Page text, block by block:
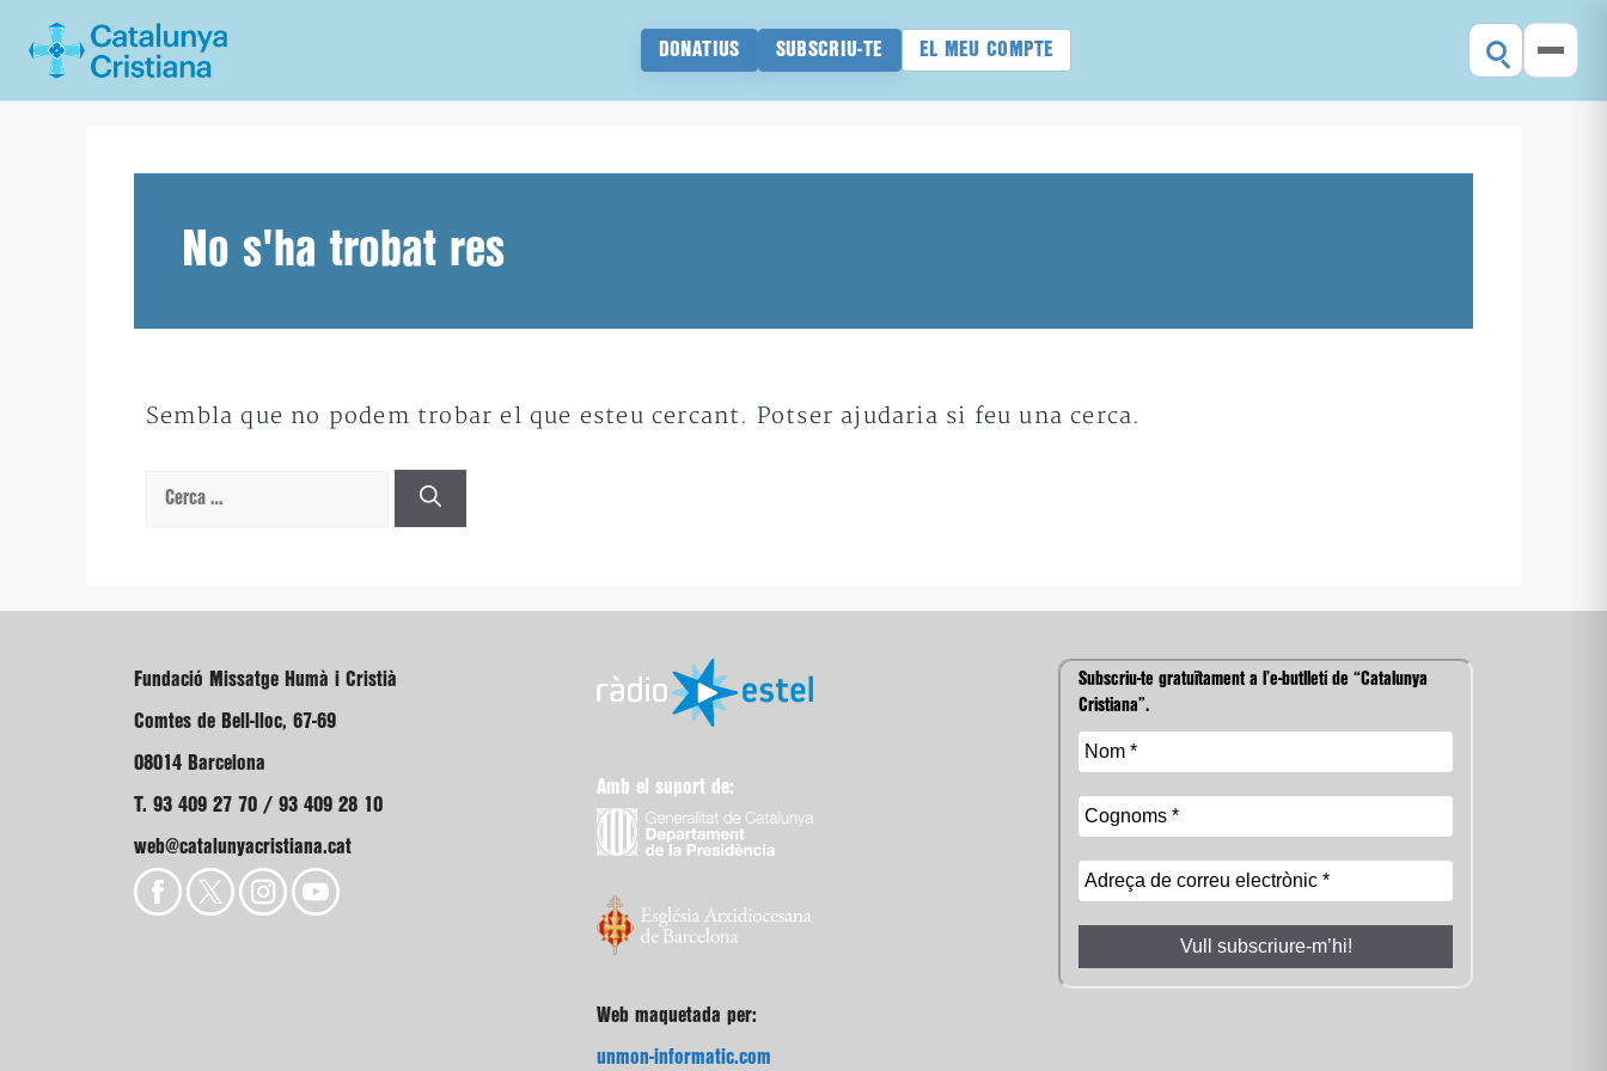
DONATIUS SUBSCRIU-TE EL MEU COMPTE
No s'ha trobat res
Sembla que no podem trobar el que esteu cercant. Potser ajudaria si feu una cerca.
Cerca:
Fundació Missatge Humà i Cristià
Comtes de Bell-lloc, 67-69
08014 Barcelona
T. 93 409 27 70 / 93 409 28 10
web@catalunyacristiana.cat
Amb el suport de:
Web maquetada per:
unmon-informatic.com
Subscriu-te gratuïtament a l’e-butlletí de “Catalunya
Cristiana”.